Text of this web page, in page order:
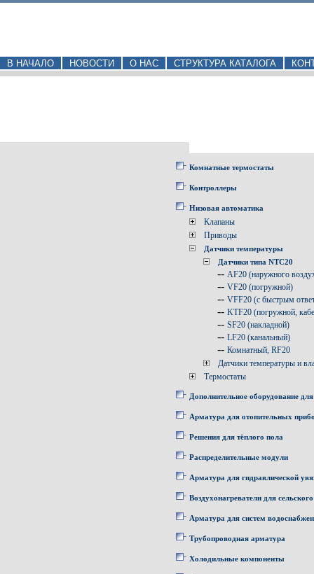
В НАЧАЛО НОВОСТИ О НАС СТРУКТУРА КАТАЛОГА
Комнатные термостаты
Контроллеры
Низовая автоматика
Клапаны
Приводы
Датчики температуры
Датчики типа NTC20
-- AF20 (наружного
-- VF20 (погружной)
-- VFF20 (с быстрым
-- KTF20 (погружной,
-- SF20 (накладной)
-- LF20 (канальный)
-- Комнатный, RF20
Датчики температуры и
Термостаты
Дополнительное оборудование
Арматура для отопительных
Решения для тёплого пола
Распределительные модули
Арматура для гидравлической
Воздухонагреватели для
Арматура для систем
Трубопроводная арматура
Холодильные компоненты